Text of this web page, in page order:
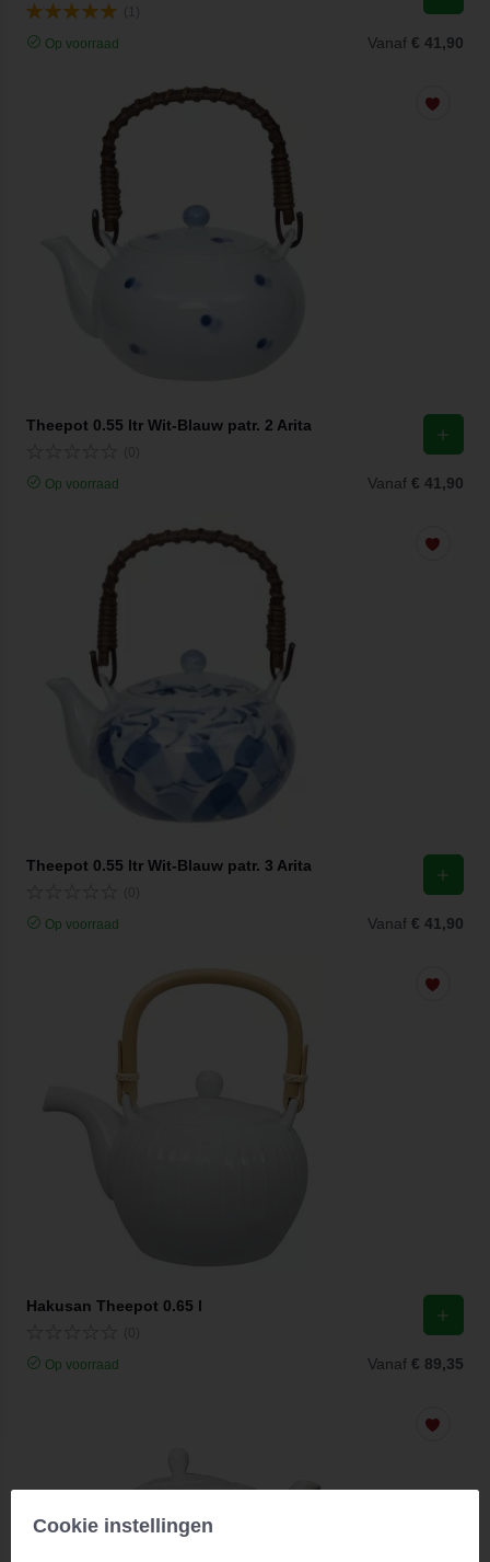
Op voorraad Vanaf € 41,90
Theepot 0.55 ltr Wit-Blauw patr. 2 Arita
Op voorraad Vanaf € 41,90
Theepot 0.55 ltr Wit-Blauw patr. 3 Arita
Op voorraad Vanaf € 41,90
Hakusan Theepot 0.65 l
Op voorraad Vanaf € 89,35
Cookie instellingen